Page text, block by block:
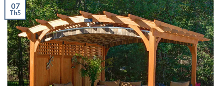
07
Th5